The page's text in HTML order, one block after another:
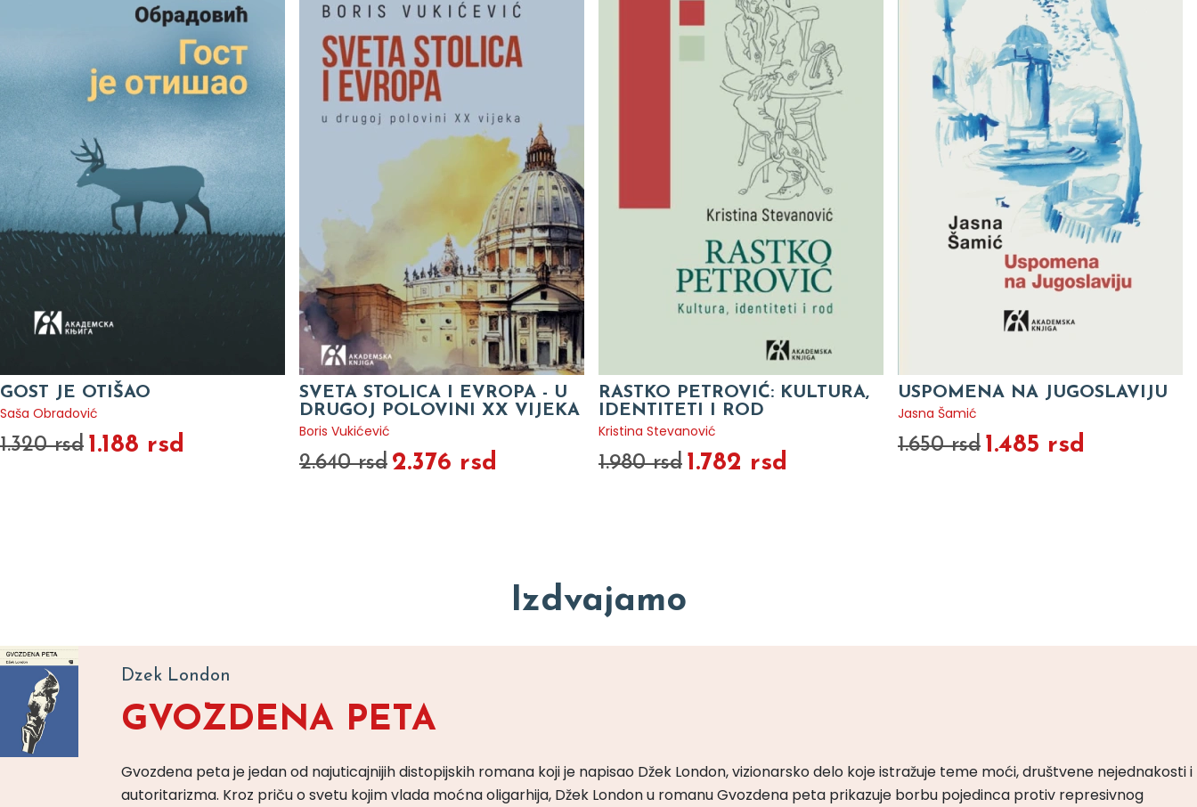
GOST JE OTIŠAO
Saša Obradović
1.320 rsd 1.188 rsd
SVETA STOLICA I EVROPA - U
DRUGOJ POLOVINI XX VIJEKA
Boris Vukićević
2.640 rsd 2.376 rsd
RASTKO PETROVIĆ: KULTURA,
IDENTITETI I ROD
Kristina Stevanović
1.980 rsd 1.782 rsd
USPOMENA NA JUGOSLAVIJU
Jasna Šamić
1.650 rsd 1.485 rsd
Izdvajamo
Dzek London
GVOZDENA PETA
Gvozdena peta je jedan od najuticajnijih distopijskih romana koji je napisao Džek London, vizionarsko delo koje istražuje teme moći, društvene nejednakosti i
autoritarizma. Kroz priču o svetu kojim vlada moćna oligarhija, Džek London u romanu Gvozdena peta prikazuje borbu pojedinca protiv represivnog